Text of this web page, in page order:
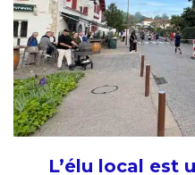
L’élu local est